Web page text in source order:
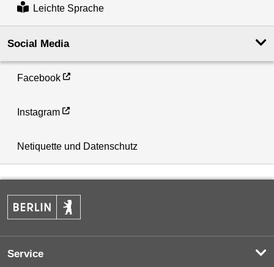
Leichte Sprache
Social Media
Facebook
Instagram
Netiquette und Datenschutz
Service